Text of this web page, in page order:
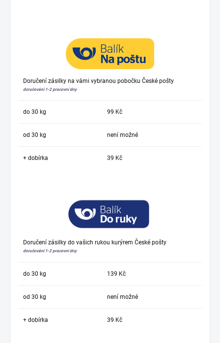
Doručení zásilky na vámi vybranou pobočku České pošty
doručování 1-2 pracovní dny
do 30 kg 99 Kč
od 30 kg není možné
+ dobírka 39 Kč
Doručení zásilky do vašich rukou kurýrem České pošty
doručování 1-2 pracovní dny
do 30 kg 139 Kč
od 30 kg není možné
+ dobírka 39 Kč